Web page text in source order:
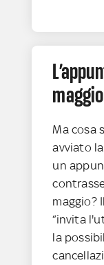
maggio
Ma cosa
avviato
un
maggio?
“invita
la